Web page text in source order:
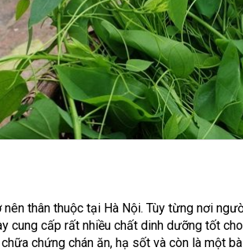
thân thuộc tại Hà Nội. Tùy từng nơi
cung cấp rất nhiều chất dinh dưỡng tốt
chứng chán ăn, hạ sốt và còn là một